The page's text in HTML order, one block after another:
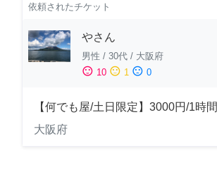
依頼されたチケット
やさん
男性 / 30代 / 大阪府
sentiment_satisfied 10 sentiment_neutral 1 sentiment_dissatisfied 0
【何でも屋/土日限定】3000円/1時間
大阪府